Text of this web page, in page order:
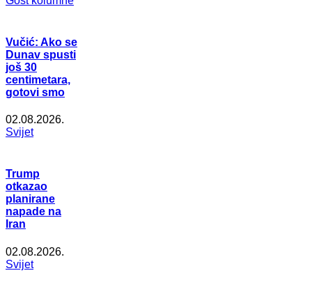
Vučić: Ako se
Dunav spusti
još 30
centimetara,
gotovi smo
02.08.2026.
Svijet
Trump
otkazao
planirane
napade na
Iran
02.08.2026.
Svijet